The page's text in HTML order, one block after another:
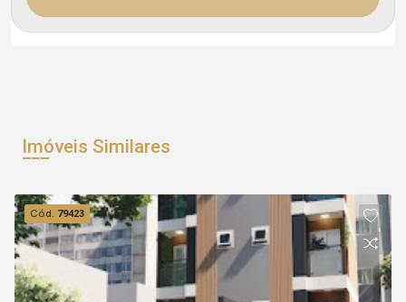
Imóveis Similares
Cód. 79423